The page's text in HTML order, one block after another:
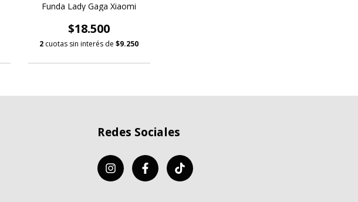
Funda Lady Gaga Xiaomi
$18.500
2 cuotas sin interés de$9.250
Redes Sociales